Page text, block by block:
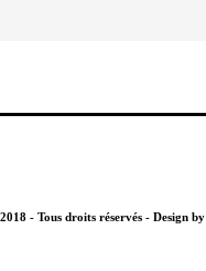
- Tous droits réservés - Design by